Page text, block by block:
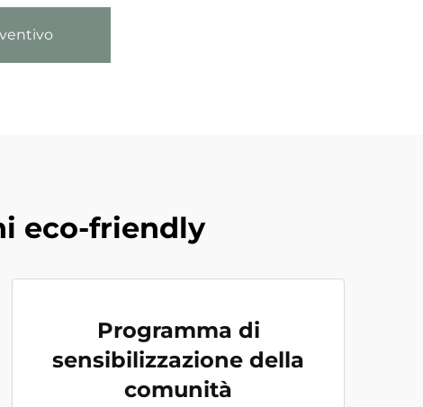
eco-friendly
Programma di
sensibilizzazione della
comunità